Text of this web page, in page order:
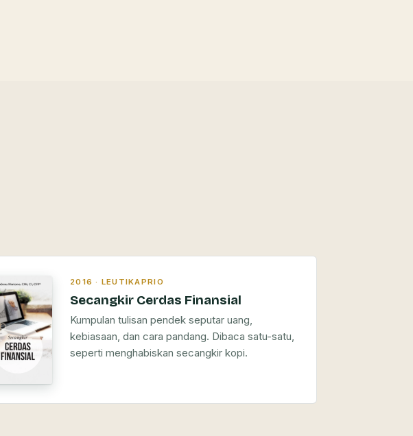
2016 · LEUTIKAPRIO
Secangkir Cerdas Finansial
Kumpulan tulisan pendek seputar uang,
kebiasaan, dan cara pandang. Dibaca satu-satu,
seperti menghabiskan secangkir kopi.